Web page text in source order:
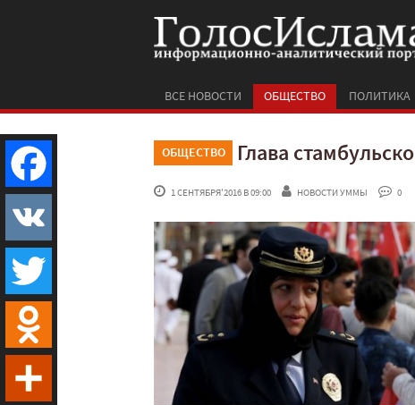
ВСЕ НОВОСТИ ОБЩЕСТВО ПОЛИТИКА
ОБЩЕСТВО Глава
1 СЕНТЯБРЯ'2016 В 09:00 НОВОСТИ УММЫ 0
Facebook
VK
Twitter
Odnoklassniki